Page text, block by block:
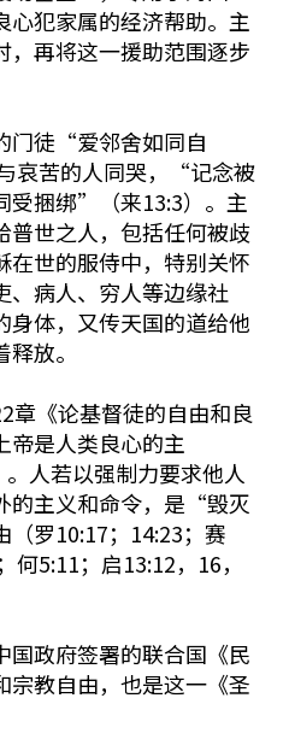
心犯家属的经济帮助。主
，再将这一援助范围逐步
门徒“爱邻舍如同自
哀苦的人同哭，“记念被
受捆绑”（来13:3）。主
普世之人，包括任何被歧
在世的服侍中，特别关怀
、病人、穷人等边缘社
身体，又传天国的道给他
放。
章《论基督徒的自由和良
是人类良心的主
人若以强制力要求他人
的主义和命令，是“毁灭
（罗10:17；14:23；赛
5:11；启13:12，16，
国政府签署的联合国《民
宗教自由，也是这一《圣